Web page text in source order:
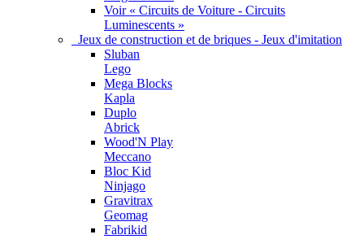
Voir « Circuits de Voiture - Circuits
Luminescents »
Jeux de construction et de briques - Jeux d'imitation
Sluban
Lego
Mega Blocks
Kapla
Duplo
Abrick
Wood'N Play
Meccano
Bloc Kid
Ninjago
Gravitrax
Geomag
Fabrikid